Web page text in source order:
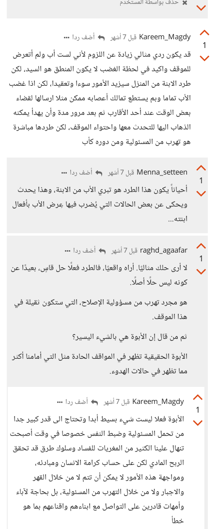
حذف بواسطة المستخدم
1
Kareem_Magdy قبل 7 أشهر أضف ردا
قد يكون ردي مثالي زيادة عن اللزوم لأني لست أب ولم أتعرض
للموقف واكيد في لحظة الغضب لا يكون المنطق هو السيد، لكن
طرد الابنة من المنزل سيزيد الأمور سوءا وتعقيدا، لكن اذا غضب
الأب تماما وبم يستطع تمالك أعصابه ممكن مثلا ارسالها لقضاء
بعض الوقت عند أحد الأقارب ثم بعد مرور مدة وأن يهدأ يمكنه
الذهاب اليها للتحدث معها واحتواء الموقف، لكن طردها مباشرة
هو تهرب من المسئولية ومن دوره كأب
1
Menna_setteen قبل 7 أشهر أضف ردا
أحياناً يكون هذا الطرد هو تبري الأب من الابنة، وهذا يحدث
ويحكى عن بعض الحالات التي يُضرب فيها عِرض الأب بأفعال
ابنته...
1
raghd_agaafar قبل 7 أشهر أضف ردا
لا أرى حلك مثاليًا. أراه واقعيًا، فالطرد فعلًا حل قاسٍ، بعيدًا عن
كونه ليس حلًا أصلًا.
هو مجرد تهرب من مسؤولية الإصلاح، التي ستكون ثقيلة في
هذا الموقف.
ثم من قال إن الأبوة هي بالشيء اليسير؟
الأبوة الحقيقية تظهر في المواقف الحادة مثل التي أمامنا أكثر
مما تظهر في حالات الهدوء.
1
Kareem_Magdy قبل 7 أشهر أضف ردا
الأبوة فعلا ليست شيء بسيط أبدا وتحتاج الى قدر كبير جدا
من تحمل المسئولية وضبط النفس خصوصا في وقت أصبحت
تنهال علينا الكثير من المغريات للفساد وسلوك طرق قد تحقق
الربح المادي لكن على حساب كرامة الانسان ومبادئه،
ومواجهة هذه الأمور لا يمكن أن تتم لا من خلال القهر
والاجبار ولا من خلال التهرب من المسئولية، بل بحاجة لآباء
وأمهات قادرين على التواصل مع ابناءهم واقناعهم بما هو
خطأ